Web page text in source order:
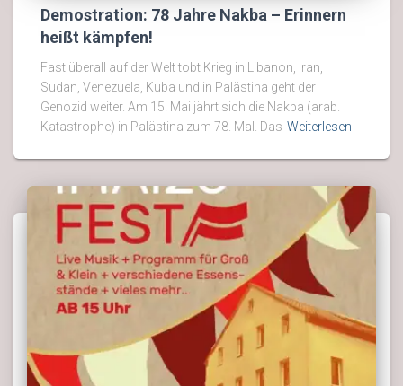
Demostration: 78 Jahre Nakba – Erinnern
heißt kämpfen!
Fast überall auf der Welt tobt Krieg in Libanon, Iran,
Sudan, Venezuela, Kuba und in Palästina geht der
Genozid weiter. Am 15. Mai jährt sich die Nakba (arab.
Katastrophe) in Palästina zum 78. Mal. Das Weiterlesen